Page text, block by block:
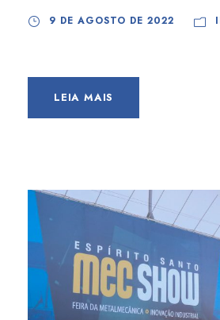
9 DE AGOSTO DE 2022
LEIA MAIS